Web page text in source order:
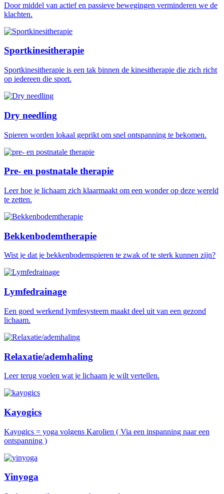
Door middel van actief en passieve bewegingen verminderen we de
klachten.
Sportkinesitherapie
Sportkinesitherapie is een tak binnen de kinesitherapie die zich richt
op iedereen die sport.
Dry needling
Spieren worden lokaal geprikt om snel ontspanning te bekomen.
Pre- en postnatale therapie
Leer hoe je lichaam zich klaarmaakt om een wonder op deze wereld
te zetten.
Bekkenbodemtherapie
Wist je dat je bekkenbodemspieren te zwak of te sterk kunnen zijn?
Lymfedrainage
Een goed werkend lymfesysteem maakt deel uit van een gezond
lichaam.
Relaxatie/ademhaling
Leer terug voelen wat je lichaam je wilt vertellen.
Kayogics
Kayogics = yoga volgens Karolien ( Via een inspanning naar een
ontspanning )
Yinyoga